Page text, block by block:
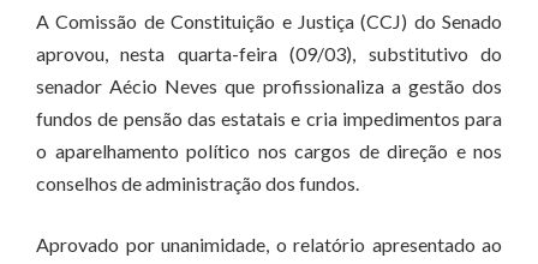
A Comissão de Constituição e Justiça (CCJ) do Senado
aprovou, nesta quarta-feira (09/03), substitutivo do
senador Aécio Neves que profissionaliza a gestão dos
fundos de pensão das estatais e cria impedimentos para
o aparelhamento político nos cargos de direção e nos
conselhos de administração dos fundos.
Aprovado por unanimidade, o relatório apresentado ao